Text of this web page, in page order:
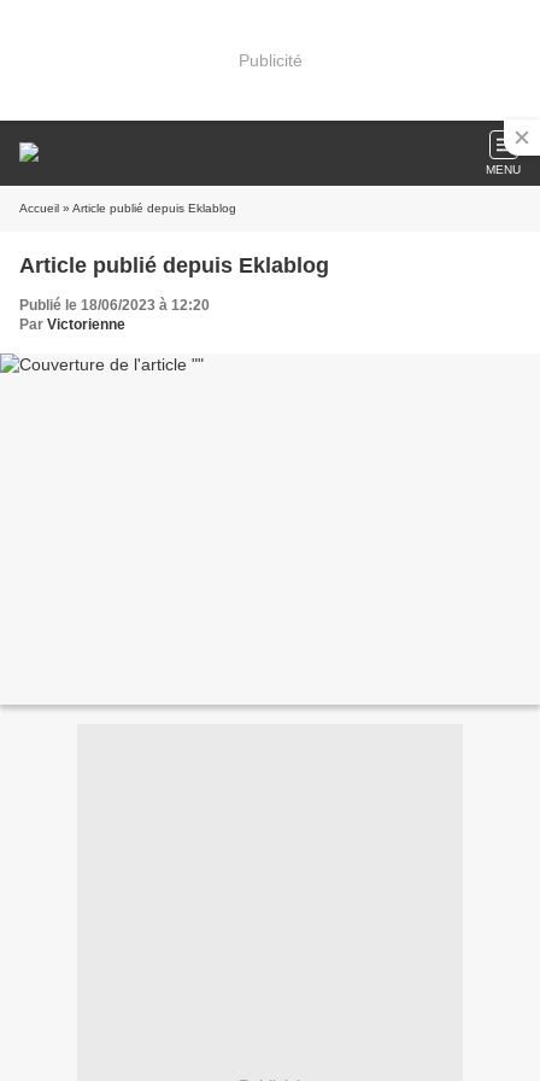
Publicité
MENU
Accueil » Article publié depuis Eklablog
Article publié depuis Eklablog
Publié le 18/06/2023 à 12:20
Par Victorienne